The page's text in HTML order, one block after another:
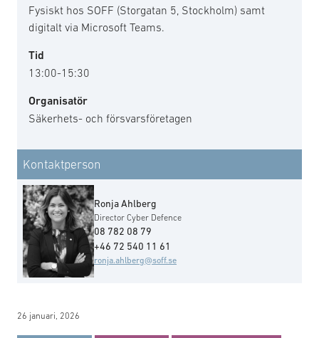
Fysiskt hos SOFF (Storgatan 5, Stockholm) samt
digitalt via Microsoft Teams.
Tid
13:00-15:30
Organisatör
Säkerhets- och försvarsföretagen
Kontaktperson
Ronja Ahlberg
Director Cyber Defence
08 782 08 79
+46 72 540 11 61
ronja.ahlberg@soff.se
26 januari, 2026